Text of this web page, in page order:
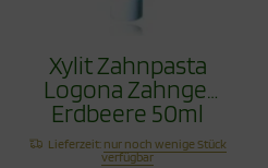
Xylit Zahnpasta
Logona Zahngel
Erdbeere 50ml
Lieferzeit: nur noch wenige Stück
verfügbar